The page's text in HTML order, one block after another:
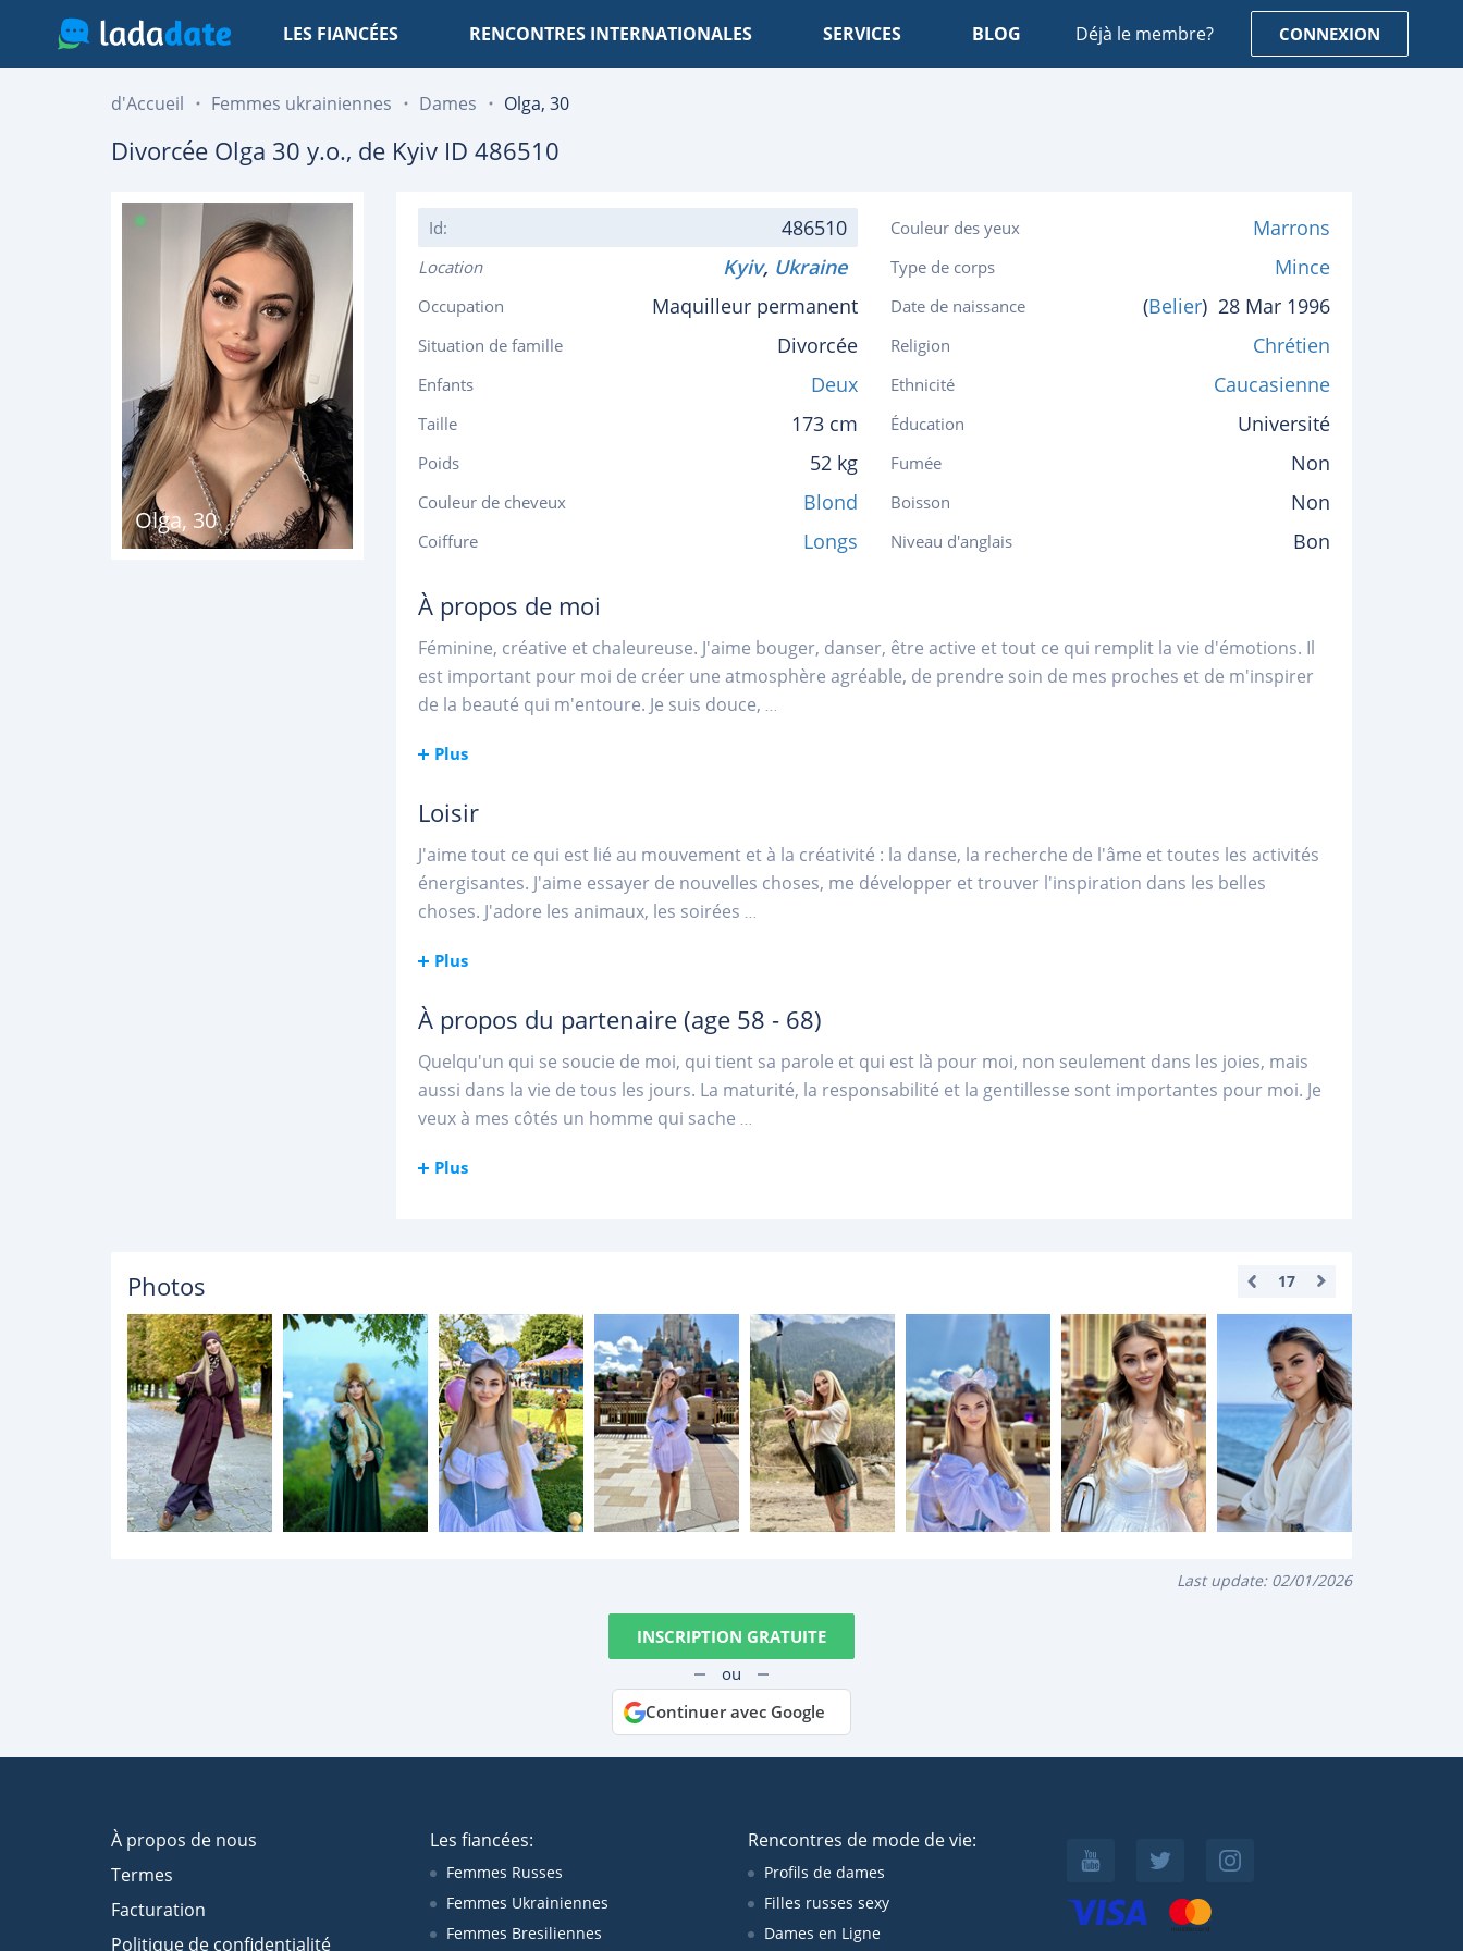
LES FIANCÉES RENCONTRES INTERNATIONALES SERVICES BLOG Déjà le membre? CONNEXION
d'Accueil Femmes ukrainiennes Dames Olga, 30
Divorcée Olga 30 y.o., de Kyiv ID 486510
Olga,30
Id: 486510
Location Kyiv, Ukraine
Occupation Maquilleur permanent
Situation de famille Divorcée
Enfants Deux
Taille 173 cm
Poids 52 kg
Couleur de cheveux Blond
Coiffure Longs
Couleur des yeux Marrons
Type de corps Mince
Date de naissance (Belier) 28 Mar 1996
Religion Chrétien
Ethnicité Caucasienne
Éducation Université
Fumée Non
Boisson Non
Niveau d'anglais Bon
À propos de moi
Féminine, créative et chaleureuse. J'aime bouger, danser, être active et tout ce qui remplit la vie d'émotions. Il
est important pour moi de créer une atmosphère agréable, de prendre soin de mes proches et de m'inspirer
de la beauté qui m'entoure. Je suis douce, ...
Plus
Loisir
J'aime tout ce qui est lié au mouvement et à la créativité : la danse, la recherche de l'âme et toutes les activités
énergisantes. J'aime essayer de nouvelles choses, me développer et trouver l'inspiration dans les belles
choses. J'adore les animaux, les soirées ...
Plus
À propos du partenaire (age 58 - 68)
Quelqu'un qui se soucie de moi, qui tient sa parole et qui est là pour moi, non seulement dans les joies, mais
aussi dans la vie de tous les jours. La maturité, la responsabilité et la gentillesse sont importantes pour moi. Je
veux à mes côtés un homme qui sache ...
Plus
Photos 17
Last update: 02/01/2026
INSCRIPTION GRATUITE
ou
Continuer avec Google
À propos de nous
Termes
Facturation
Politique de confidentialité
Les fiancées:
Femmes Russes
Femmes Ukrainiennes
Femmes Bresiliennes
Rencontres de mode de vie:
Profils de dames
Filles russes sexy
Dames en Ligne